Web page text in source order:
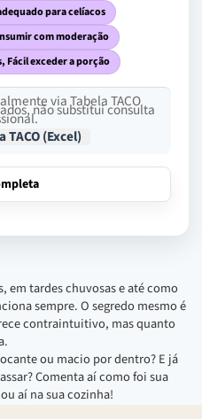
para celíacos
com moderação
Fácil exceder a porção
via Tabela TACO
não substitui consulta
TACO (Excel)
em tardes chuvosas e até como
sempre. O segredo mesmo é
contraintuitivo, mas quanto
ou macio por dentro? E já
Comenta aí como foi sua
aí na sua cozinha!